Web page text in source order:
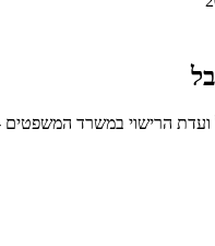
ועדת הרישוי במשרד